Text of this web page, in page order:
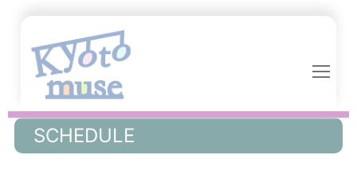
へ
ス
キ
SCHEDULE